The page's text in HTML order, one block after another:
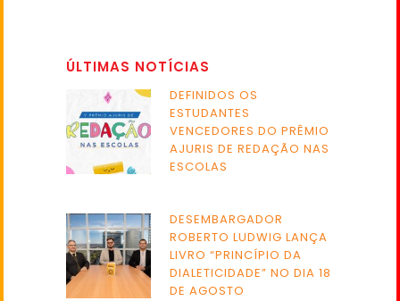
ÚLTIMAS NOTÍCIAS
DEFINIDOS OS
ESTUDANTES
VENCEDORES DO PRÊMIO
AJURIS DE REDAÇÃO NAS
ESCOLAS
DESEMBARGADOR
ROBERTO LUDWIG LANÇA
LIVRO “PRINCÍPIO DA
DIALETICIDADE” NO DIA 18
DE AGOSTO